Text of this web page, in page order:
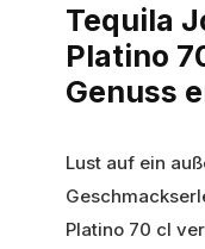
Tequila
Platino
Genuss
Lust auf ein
Platino 70 cl